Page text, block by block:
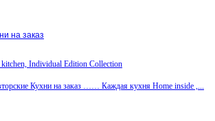
на заказ
Individual Edition Collection
Кухни на заказ …… Каждая кухня Home inside ,...